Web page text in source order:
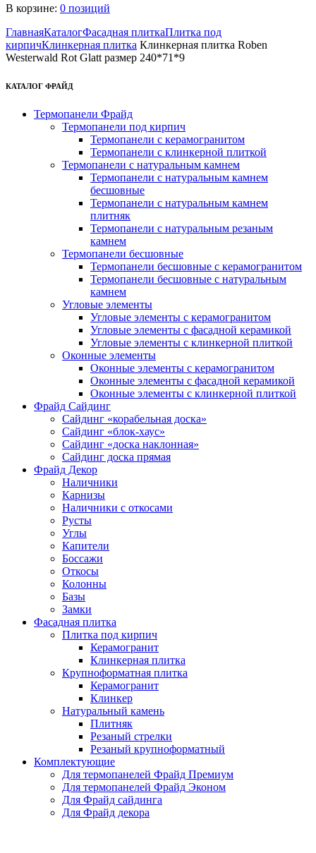
В корзине: 0 позиций
ГлавнаяКаталогФасадная плиткаПлитка под
кирпичКлинкерная плитка Клинкерная плитка Roben
Westerwald Rot Glatt размер 240*71*9
КАТАЛОГ ФРАЙД
Термопанели Фрайд
Термопанели под кирпич
Термопанели с керамогранитом
Термопанели с клинкерной плиткой
Термопанели с натуральным камнем
Термопанели с натуральным камнем
бесшовные
Термопанели с натуральным камнем
плитняк
Термопанели с натуральным резаным
камнем
Термопанели бесшовные
Термопанели бесшовные с керамогранитом
Термопанели бесшовные с натуральным
камнем
Угловые элементы
Угловые элементы с керамогранитом
Угловые элементы с фасадной керамикой
Угловые элементы с клинкерной плиткой
Оконные элементы
Оконные элементы с керамогранитом
Оконные элементы с фасадной керамикой
Оконные элементы с клинкерной плиткой
Фрайд Сайдинг
Сайдинг «корабельная доска»
Сайдинг «блок-хаус»
Сайдинг «доска наклонная»
Сайдинг доска прямая
Фрайд Декор
Наличники
Карнизы
Наличники с откосами
Русты
Углы
Капители
Боссажи
Откосы
Колонны
Базы
Замки
Фасадная плитка
Плитка под кирпич
Керамогранит
Клинкерная плитка
Крупноформатная плитка
Керамогранит
Клинкер
Натуральный камень
Плитняк
Резаный стрелки
Резаный крупноформатный
Комплектующие
Для термопанелей Фрайд Премиум
Для термопанелей Фрайд Эконом
Для Фрайд сайдинга
Для Фрайд декора